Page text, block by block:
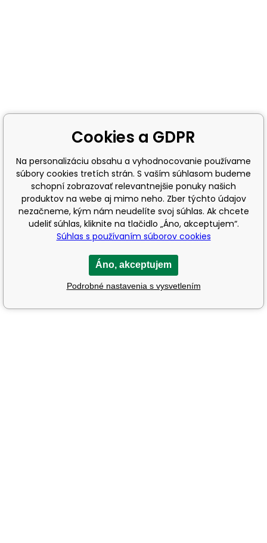
Cookies a GDPR
Na personalizáciu obsahu a vyhodnocovanie používame
súbory cookies tretích strán. S vaším súhlasom budeme
schopní zobrazovať relevantnejšie ponuky našich
produktov na webe aj mimo neho. Zber týchto údajov
nezačneme, kým nám neudelíte svoj súhlas. Ak chcete
udeliť súhlas, kliknite na tlačidlo „Áno, akceptujem“.
Súhlas s používaním súborov cookies
Áno, akceptujem
Podrobné nastavenia s vysvetlením